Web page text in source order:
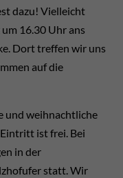
dazu! Vielleicht
16.30 Uhr ans
Dort treffen wir uns
auf die
und weihnachtliche
ist frei. Bei
in der
statt. Wir